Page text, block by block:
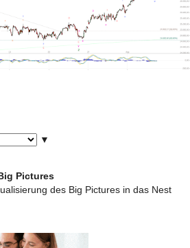
▼
Pictures
des Big Pictures in das Nest